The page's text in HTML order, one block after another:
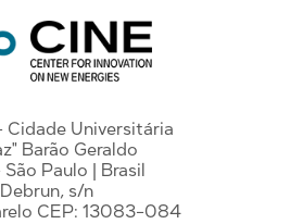
Cidade Universitária
Barão Geraldo
Paulo | Brasil
s/n
CEP: 13083-084